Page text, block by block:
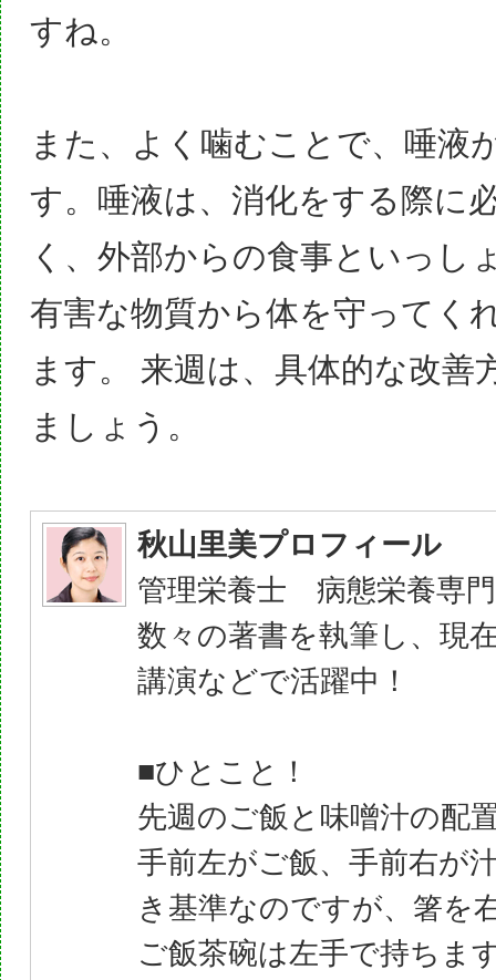
すね。
また、
よく噛むことで、唾液
す。唾液は、消化をする際に
く、外部からの食事といっし
有害な物質から体を守ってく
ます。 来週は、具体的な改善
ましょう。
秋山里美プロフィール
管理栄養士 病態栄養専
数々の著書を執筆し、現
講演などで活躍中！
■ひとこと！
先週のご飯と味噌汁の配
手前左がご飯、手前右が
き基準なのですが、箸を
ご飯茶碗は左手で持ちま